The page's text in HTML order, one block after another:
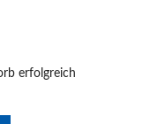
erfolgreich